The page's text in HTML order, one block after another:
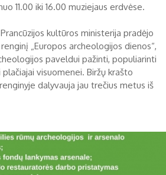
arsenalas
a.
a.
RUGPJŪTIS2026
Tr Ke Pe Še
1
2
12 13 14 15
19 20 21 22
11.00 iki 16.00 muziejaus erdvėse.
kultūros ministerija pradėjo
„Europos archeologijos dienos“,
paveldui pažinti, populiarinti
visuomenei. Biržų krašto
dalyvauja jau trečius metus iš